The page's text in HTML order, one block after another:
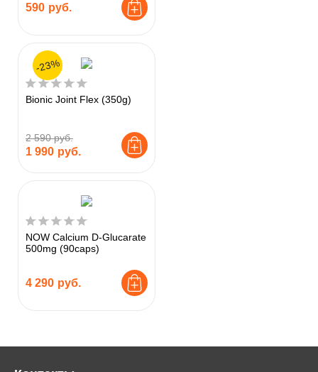
590 руб.
Bionic Joint Flex (350g)
2 590 руб.
1 990 руб.
-23%
NOW Calcium D-Glucarate
500mg (90caps)
4 290 руб.